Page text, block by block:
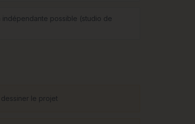
indépendante possible (studio de
le projet